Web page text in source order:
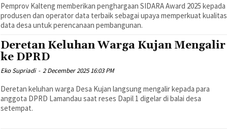
Pemprov Kalteng memberikan penghargaan SIDARA Award 2025 kepada
produsen dan operator data terbaik sebagai upaya memperkuat kualitas
data desa untuk perencanaan pembangunan.
Deretan Keluhan Warga Kujan Mengalir
ke DPRD
Eko Supriadi - 2 December 2025 16:03 PM
Deretan keluhan warga Desa Kujan langsung mengalir kepada para
anggota DPRD Lamandau saat reses Dapil 1 digelar di balai desa
setempat.